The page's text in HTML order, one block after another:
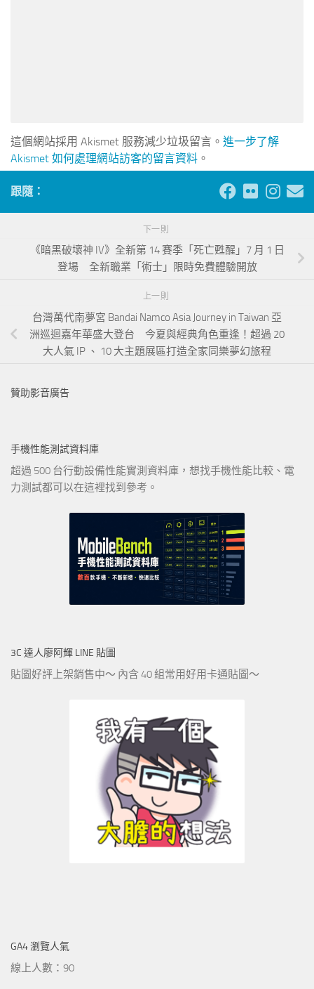
這個網站採用 Akismet 服務減少垃圾留言。 進一步了解
Akismet 如何處理網站訪客的留言資料 。
跟隨：
下一則
《暗黑破壞神 IV》全新第 14 賽季「死亡甦醒」7 月 1 日
登場 全新職業「術士」限時免費體驗開放
上一則
台灣萬代南夢宮 Bandai Namco Asia Journey in Taiwan 亞
洲巡迴嘉年華盛大登台 今夏與經典角色重逢！超過 20
大人氣 IP 、 10 大主題展區打造全家同樂夢幻旅程
贊助影音廣告
手機性能測試資料庫
超過 500 台行動設備性能實測資料庫，想找手機性能比較、電
力測試都可以在這裡找到參考。
3C 達人廖阿輝 LINE 貼圖
貼圖好評上架銷售中～ 內含 40 組常用好用卡通貼圖～
GA4 瀏覽人氣
線上人數：90